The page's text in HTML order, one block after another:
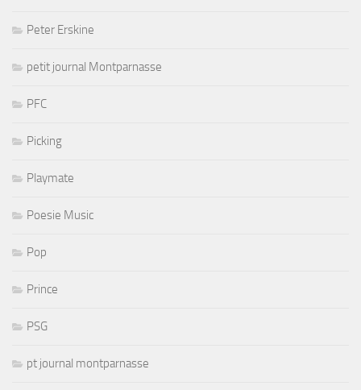
Peter Erskine
petit journal Montparnasse
PFC
Picking
Playmate
Poesie Music
Pop
Prince
PSG
pt journal montparnasse